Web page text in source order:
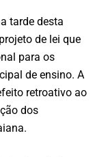
tarde desta
de lei que
para os
de ensino. A
retroativo ao
dos